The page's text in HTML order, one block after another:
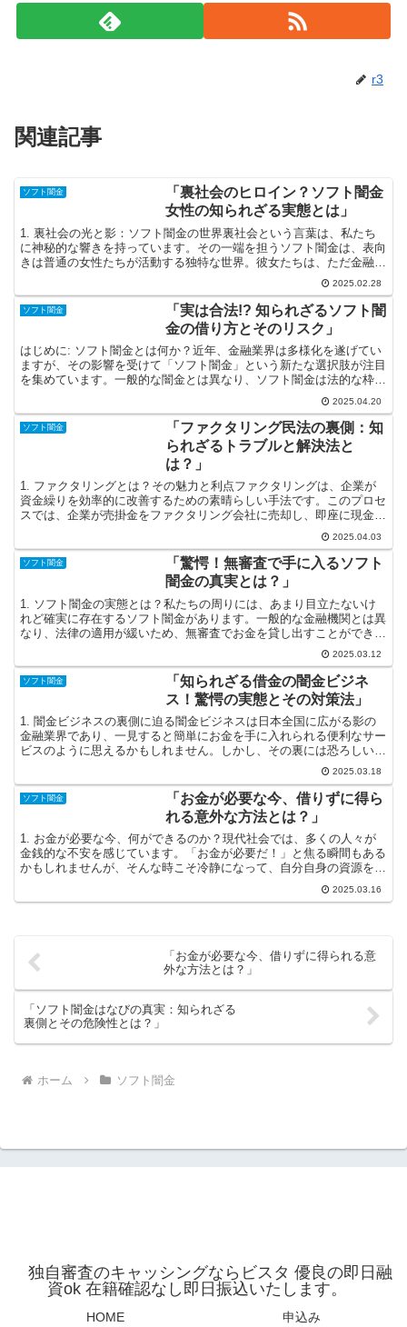
r3
関連記事
ソフト闇金
「裏社会のヒロイン？ソフト闇金
女性の知られざる実態とは」
1. 裏社会の光と影：ソフト闇金の世界裏社会という言葉は、私たち
に神秘的な響きを持っています。その一端を担うソフト闇金は、表向
きは普通の女性たちが活動する独特な世界。彼女たちは、ただ金融業
務を行うのではなく、裏社会における複雑なネットワーク...2025.02.28
ソフト闇金
「実は合法!? 知られざるソフト闇
金の借り方とそのリスク」
はじめに: ソフト闇金とは何か？近年、金融業界は多様化を遂げてい
ますが、その影響を受けて「ソフト闇金」という新たな選択肢が注目
を集めています。一般的な闇金とは異なり、ソフト闇金は法的な枠組
みの中で運営されており、合法的な貸金業者として機能し...2025.04.20
ソフト闇金
「ファクタリング民法の裏側：知
られざるトラブルと解決法と
は？」
1. ファクタリングとは？その魅力と利点ファクタリングは、企業が
資金繰りを効率的に改善するための素晴らしい手法です。このプロセ
スでは、企業が売掛金をファクタリング会社に売却し、即座に現金を
手に入れることが可能になります。特に中小企業にとって...2025.04.03
ソフト闇金
「驚愕！無審査で手に入るソフト
闇金の真実とは？」
1. ソフト闇金の実態とは？私たちの周りには、あまり目立たないけ
れど確実に存在するソフト闇金があります。一般的な金融機関とは異
なり、法律の適用が緩いため、無審査でお金を貸し出すことができる
のです。この手軽さは、急にお金が必要になったときに便...2025.03.12
ソフト闇金
「知られざる借金の闇金ビジネ
ス！驚愕の実態とその対策法」
1. 闇金ビジネスの裏側に迫る闇金ビジネスは日本全国に広がる影の
金融業界であり、一見すると簡単にお金を手に入れられる便利なサー
ビスのように思えるかもしれません。しかし、その裏には恐ろしい罠
が待っています。合法的な金融機関とは異なり、法外な金...2025.03.18
ソフト闇金
「お金が必要な今、借りずに得ら
れる意外な方法とは？」
1. お金が必要な今、何ができるのか？現代社会では、多くの人々が
金銭的な不安を感じています。「お金が必要だ！」と焦る瞬間もある
かもしれませんが、そんな時こそ冷静になって、自分自身の資源を見
つめ直しましょう。実は、身近にあるもので思わぬお金を...2025.03.16
「お金が必要な今、借りずに得られる意
外な方法とは？」
「ソフト闇金はなびの真実：知られざる
裏側とその危険性とは？」
ホーム ソフト闇金
独自審査のキャッシングならビスタ 優良の即日融
資ok 在籍確認なし即日振込いたします。
HOME 申込み